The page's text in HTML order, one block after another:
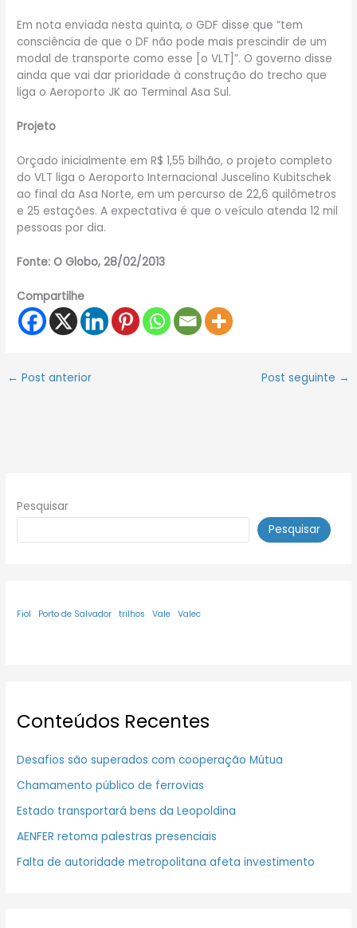
Em nota enviada nesta quinta, o GDF disse que “tem
consciência de que o DF não pode mais prescindir de um
modal de transporte como esse [o VLT]”. O governo disse
ainda que vai dar prioridade à construção do trecho que
liga o Aeroporto JK ao Terminal Asa Sul.
Projeto
Orçado inicialmente em R$ 1,55 bilhão, o projeto completo
do VLT liga o Aeroporto Internacional Juscelino Kubitschek
ao final da Asa Norte, em um percurso de 22,6 quilômetros
e 25 estações. A expectativa é que o veículo atenda 12 mil
pessoas por dia.
Fonte: O Globo, 28/02/2013
Compartilhe
← Post anterior Post seguinte →
Pesquisar
Pesquisar
Fiol Porto de Salvador trilhos Vale Valec
Conteúdos Recentes
Desafios são superados com cooperação Mútua
Chamamento público de ferrovias
Estado transportará bens da Leopoldina
AENFER retoma palestras presenciais
Falta de autoridade metropolitana afeta investimento